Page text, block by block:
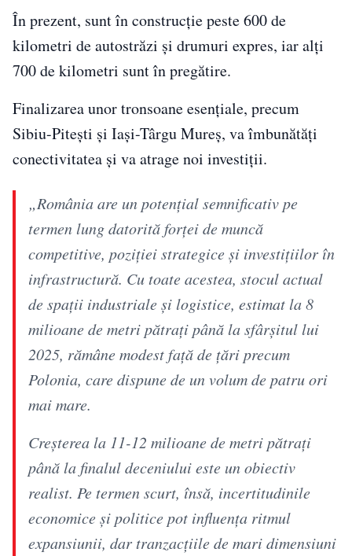
În prezent, sunt în construcție peste 600 de
kilometri de autostrăzi și drumuri expres, iar alți
700 de kilometri sunt în pregătire.
Finalizarea unor tronsoane esențiale, precum
Sibiu-Pitești și Iași-Târgu Mureș, va îmbunătăți
conectivitatea și va atrage noi investiții.
„România are un potențial semnificativ pe
termen lung datorită forței de muncă
competitive, poziției strategice și investițiilor în
infrastructură. Cu toate acestea, stocul actual
de spații industriale și logistice, estimat la 8
milioane de metri pătrați până la sfârșitul lui
2025, rămâne modest față de țări precum
Polonia, care dispune de un volum de patru ori
mai mare.
Creșterea la 11-12 milioane de metri pătrați
până la finalul deceniului este un obiectiv
realist. Pe termen scurt, însă, incertitudinile
economice și politice pot influența ritmul
expansiunii, dar tranzacțiile de mari dimensiuni